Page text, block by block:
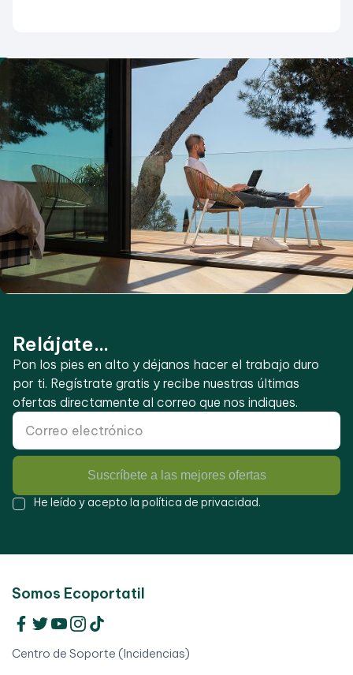
Relájate...
Pon los pies en alto y déjanos hacer el trabajo duro
por ti. Regístrate gratis y recibe nuestras últimas
ofertas directamente al correo que nos indiques.
Suscríbete a las mejores ofertas
He leído y acepto la política de privacidad.
Somos Ecoportatil
Centro de Soporte (Incidencias)